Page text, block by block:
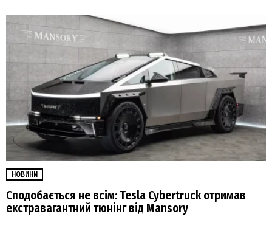
НОВИНИ
Сподобається не всім: Tesla Cybertruck отримав
екстравагантний тюнінг від Mansory